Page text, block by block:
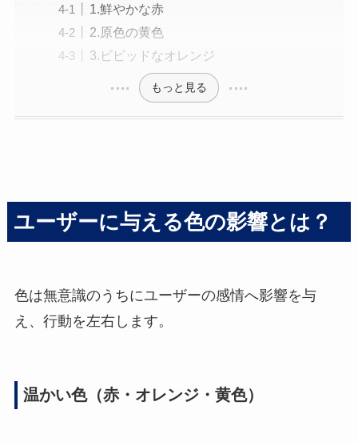
1.鮮やかな赤
2.原色の黄色
3.ビビッドなオレンジ
もっと見る
ユーザーに与える色の影響とは？
色は無意識のうちにユーザーの感情へ影響を与
え、行動を左右します。
温かい色（赤・オレンジ・黄色）